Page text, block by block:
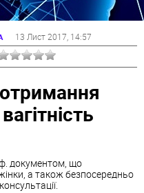
13 Лист 2017 , 14:57
документом, що
а також безпосередньо